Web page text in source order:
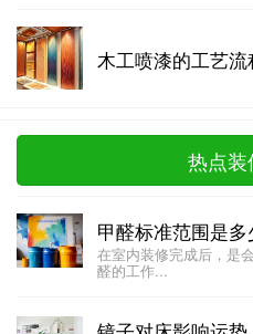
木工喷漆的工艺
热点
甲醛标准范围是多
在室内装修完成后，是
醛的工作...